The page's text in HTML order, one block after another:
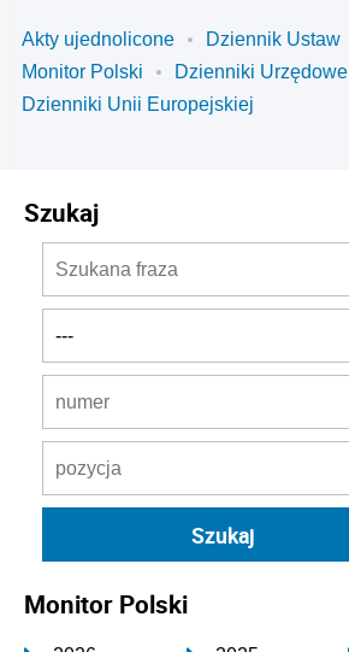
Akty ujednolicone
Dziennik Ustaw
Monitor Polski
Dzienniki Urzędowe
Dzienniki Unii Europejskiej
Szukaj
Monitor Polski